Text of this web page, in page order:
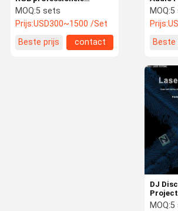
Rgb
MOQ:5
Prijs:
Beste
romantische podium
laser projector
MOQ:5 sets
Prijs:USD300~1500 /Set
Beste prijs
contact
DJ
Laser
MOQ:5